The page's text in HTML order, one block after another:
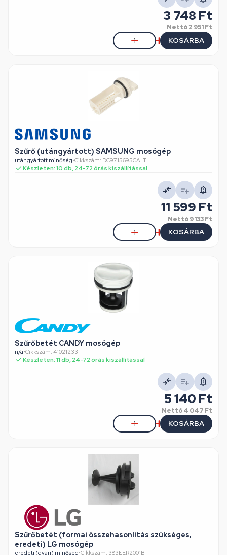
3 748 Ft
Nettó2 951 Ft
KOSÁRBA
Szűrő (utángyártott) SAMSUNG mosógép
utángyártott minőség•Cikkszám: DC9715695CALT
Készleten: 10 db, 24-72 órás kiszállítással
11 599 Ft
Nettó9 133 Ft
KOSÁRBA
Szűrőbetét CANDY mosógép
n/a•Cikkszám: 41021233
Készleten: 11 db, 24-72 órás kiszállítással
5 140 Ft
Nettó4 047 Ft
KOSÁRBA
Szűrőbetét (formai összehasonlítás szükséges,
eredeti) LG mosógép
eredeti (gyári) minőség•Cikkszám: 383EER2001B